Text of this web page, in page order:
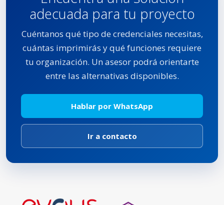
adecuada para tu proyecto
Cuéntanos qué tipo de credenciales necesitas,
cuántas imprimirás y qué funciones requiere
tu organización. Un asesor podrá orientarte
entre las alternativas disponibles.
Hablar por WhatsApp
Ir a contacto